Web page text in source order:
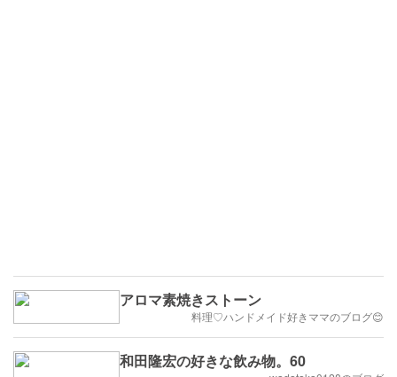
アロマ素焼きストーン
料理♡ハンドメイド好きママのブログ😊
和田隆宏の好きな飲み物。60